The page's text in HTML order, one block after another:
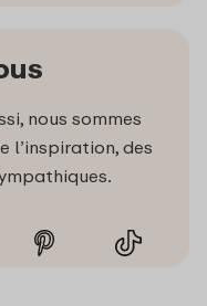
nous sommes
l’inspiration, des